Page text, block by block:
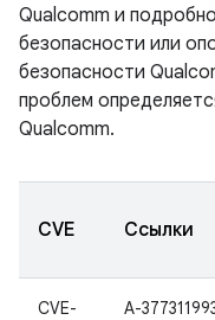
Qualcomm и
безопасности или
безопасности
проблем
Qualcomm.
CVE Ссылки
CVE-
A-